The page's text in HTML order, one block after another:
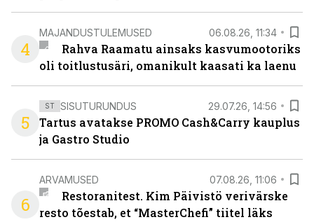
4
MAJANDUSTULEMUSED 06.08.26, 11:34
Rahva Raamatu ainsaks kasvumootoriks
oli toitlustusäri, omanikult kaasati ka laenu
5
ST SISUTURUNDUS 29.07.26, 14:56
Tartus avatakse PROMO Cash&Carry kauplus
ja Gastro Studio
6
ARVAMUSED 07.08.26, 11:06
Restoranitest. Kim Päivistö verivärske
resto tõestab, et “MasterChefi” tiitel läks